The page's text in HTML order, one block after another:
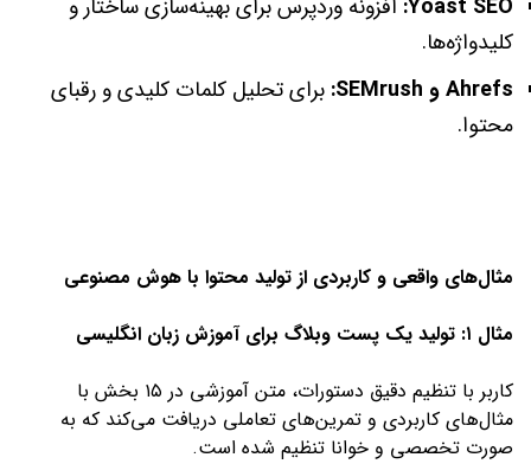
Yoast SEO: افزونه وردپرس برای بهینه‌سازی ساختار و
کلیدواژه‌ها.
Ahrefs و SEMrush:
برای تحلیل کلمات کلیدی و رقبای
محتوا.
مثال‌های واقعی و کاربردی از تولید محتوا با هوش مصنوعی
مثال ۱: تولید یک پست وبلاگ برای آموزش زبان انگلیسی
کاربر با تنظیم دقیق دستورات، متن آموزشی در ۱۵ بخش با
مثال‌های کاربردی و تمرین‌های تعاملی دریافت می‌کند که به
صورت تخصصی و خوانا تنظیم شده است.